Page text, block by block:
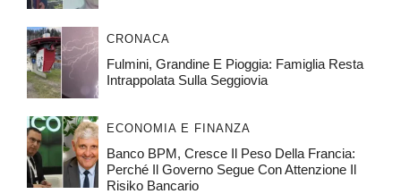
CRONACA
Fulmini, Grandine E Pioggia: Famiglia Resta
Intrappolata Sulla Seggiovia
ECONOMIA E FINANZA
Banco BPM, Cresce Il Peso Della Francia:
Perché Il Governo Segue Con Attenzione Il
Risiko Bancario